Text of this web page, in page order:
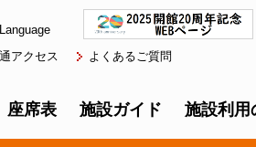
Language
アクセス
よくあるご質問
座席表 施設ガイド 施設利用